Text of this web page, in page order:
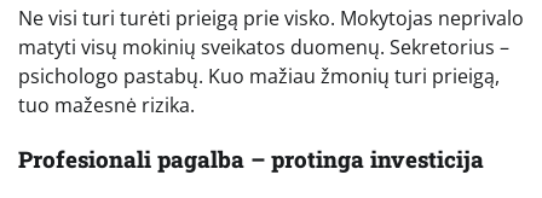
Ne visi turi turėti prieigą prie visko. Mokytojas neprivalo
matyti visų mokinių sveikatos duomenų. Sekretorius –
psichologo pastabų. Kuo mažiau žmonių turi prieigą,
tuo mažesnė rizika.
Profesionali pagalba – protinga investicija